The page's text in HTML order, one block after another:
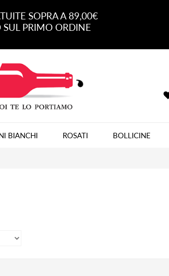
SOPRA A 89,00€
SUL PRIMO ORDINE
BIANCHI ROSATI BOLLICINE